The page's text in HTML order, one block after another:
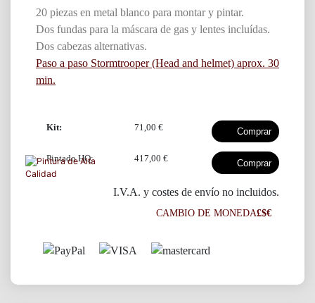
20 piezas en metal blanco para montar y pintar.
Dos fundas para la máscara de gas y lentes incluídas.
Dos cabezas alternativas.
Paso a paso Stormtrooper (Head and helmet) aprox. 30
min.
Kit: 71,00 €
Pintado HQ: 417,00 €
I.V.A. y costes de envío no incluidos.
CAMBIO DE MONEDA£$€